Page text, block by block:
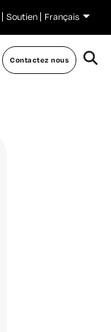
Soutien Français
Contactez nous